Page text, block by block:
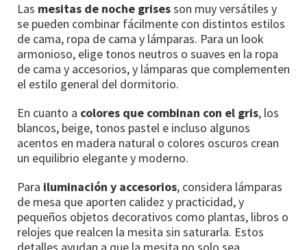
Las mesitas de noche grisesson muy versátiles y
se pueden combinar fácilmente con distintos estilos
de cama, ropa de cama y lámparas. Para un look
armonioso, elige tonos neutros o suaves en la ropa
de cama y accesorios, y lámparas que complementen
el estilo general del dormitorio.
En cuanto a colores que combinan con el gris, los
blancos, beige, tonos pastel e incluso algunos
acentos en madera natural o colores oscuros crean
un equilibrio elegante y moderno.
Para iluminación y accesorios, considera lámparas
de mesa que aporten calidez y practicidad, y
pequeños objetos decorativos como plantas, libros o
relojes que realcen la mesita sin saturarla. Estos